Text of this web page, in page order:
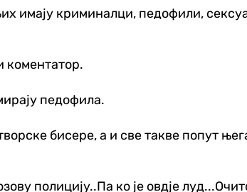
имају криминалци, педофили,
коментатор.
педофила.
бисере, а и све такве попут
полицију..Па ко је овдје